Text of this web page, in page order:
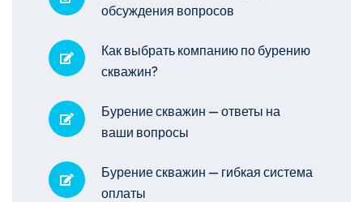
обсуждения вопросов
Как выбрать компанию по бурению
скважин?
Бурение скважин — ответы на
ваши вопросы
Бурение скважин — гибкая система
оплаты